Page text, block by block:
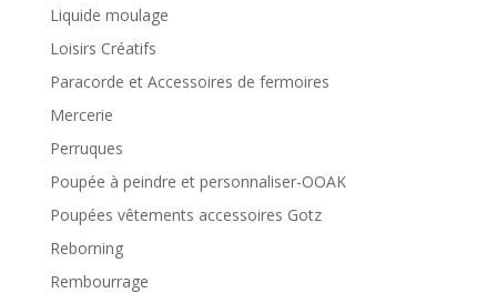
Liquide moulage
Loisirs Créatifs
Paracorde et Accessoires de fermoires
Mercerie
Perruques
Poupée à peindre et personnaliser-OOAK
Poupées vêtements accessoires Gotz
Reborning
Rembourrage